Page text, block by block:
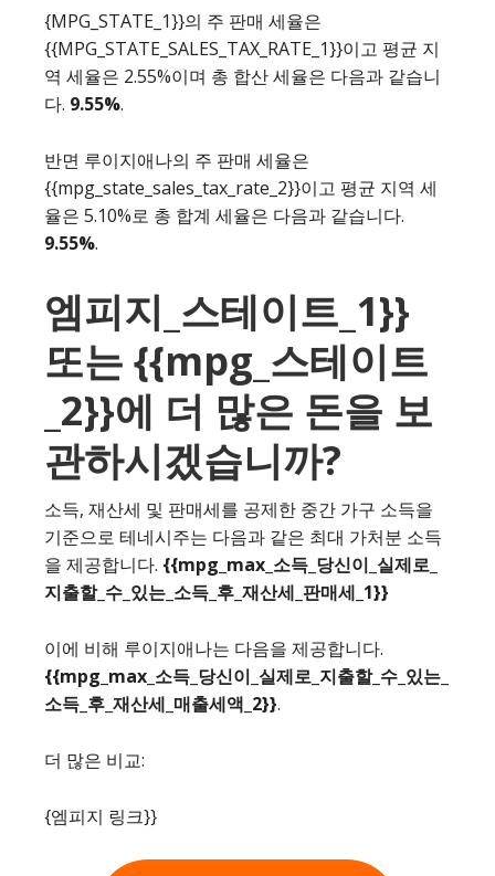
{MPG_STATE_1}}의 주 판매 세율은
{{MPG_STATE_SALES_TAX_RATE_1}}이고 평균 지
역 세율은 2.55%이며 총 합산 세율은 다음과 같습니
다. 9.55%.
반면 루이지애나의 주 판매 세율은
{{mpg_state_sales_tax_rate_2}}이고 평균 지역 세
율은 5.10%로 총 합계 세율은 다음과 같습니다.
9.55%.
엠피지_스테이트_1}}
또는 {{mpg_스테이트
_2}}에 더 많은 돈을 보
관하시겠습니까?
소득, 재산세 및 판매세를 공제한 중간 가구 소득을
기준으로 테네시주는 다음과 같은 최대 가처분 소득
을 제공합니다. {{mpg_max_소득_당신이_실제로_
지출할_수_있는_소득_후_재산세_판매세_1}}
이에 비해 루이지애나는 다음을 제공합니다.
{{mpg_max_소득_당신이_실제로_지출할_수_있는_
소득_후_재산세_매출세액_2}}.
더 많은 비교:
{엠피지 링크}}